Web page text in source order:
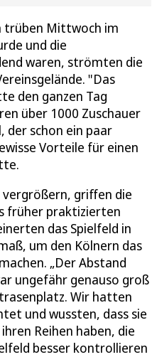
trüben Mittwoch im
und die
waren, strömten die
"Das
den ganzen Tag
über 1000 Zuschauer
der schon ein paar
Vorteile für einen
vergrößern, griffen die
früher praktizierten
das Spielfeld in
um den Kölnern das
„Der Abstand
ungefähr genauso groß
Wir hatten
und wussten, dass sie
Reihen haben, die
besser kontrollieren